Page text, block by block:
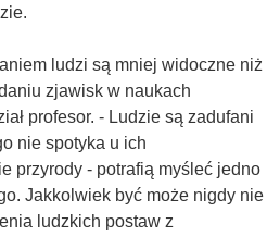
ludzi są mniej widoczne niż
zjawisk w naukach
profesor. - Ludzie są zadufani
nie spotyka u ich
przyrody - potrafią myśleć jedno
Jakkolwiek być może nigdy nie
ludzkich postaw z